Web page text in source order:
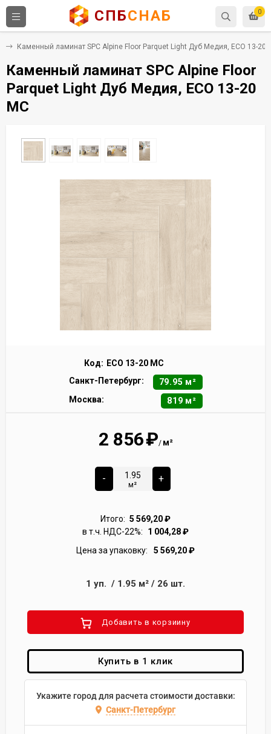
0
СПБСНАБ
Каменный ламинат SPC Alpine Floor Parquet Light Дуб Медия, ЕСО 13-20
Каменный ламинат SPC Alpine Floor
Parquet Light Дуб Медия, ЕСО 13-20
MC
Код: ECO 13-20 MC
Санкт-Петербург:
79.95 м²
Москва:
819 м²
2 856₽/ м²
-
м²
+
Итого: 5 569,20₽
в т.ч. НДС-22%:
1 004,28₽
Цена за упаковку:
5 569,20₽
1 уп. / 1.95 м² / 26 шт.
Добавить в корзиину
Купить в 1 клик
Укажите город для расчета стоимости доставки:
Санкт-Петербург